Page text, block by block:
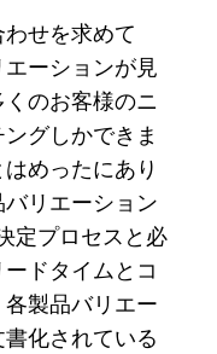
せを求めて
ーションが見
のお客様のニ
グしかできま
めったにあり
リエーション
定プロセスと必
ドタイムとコ
製品バリエー
化されている